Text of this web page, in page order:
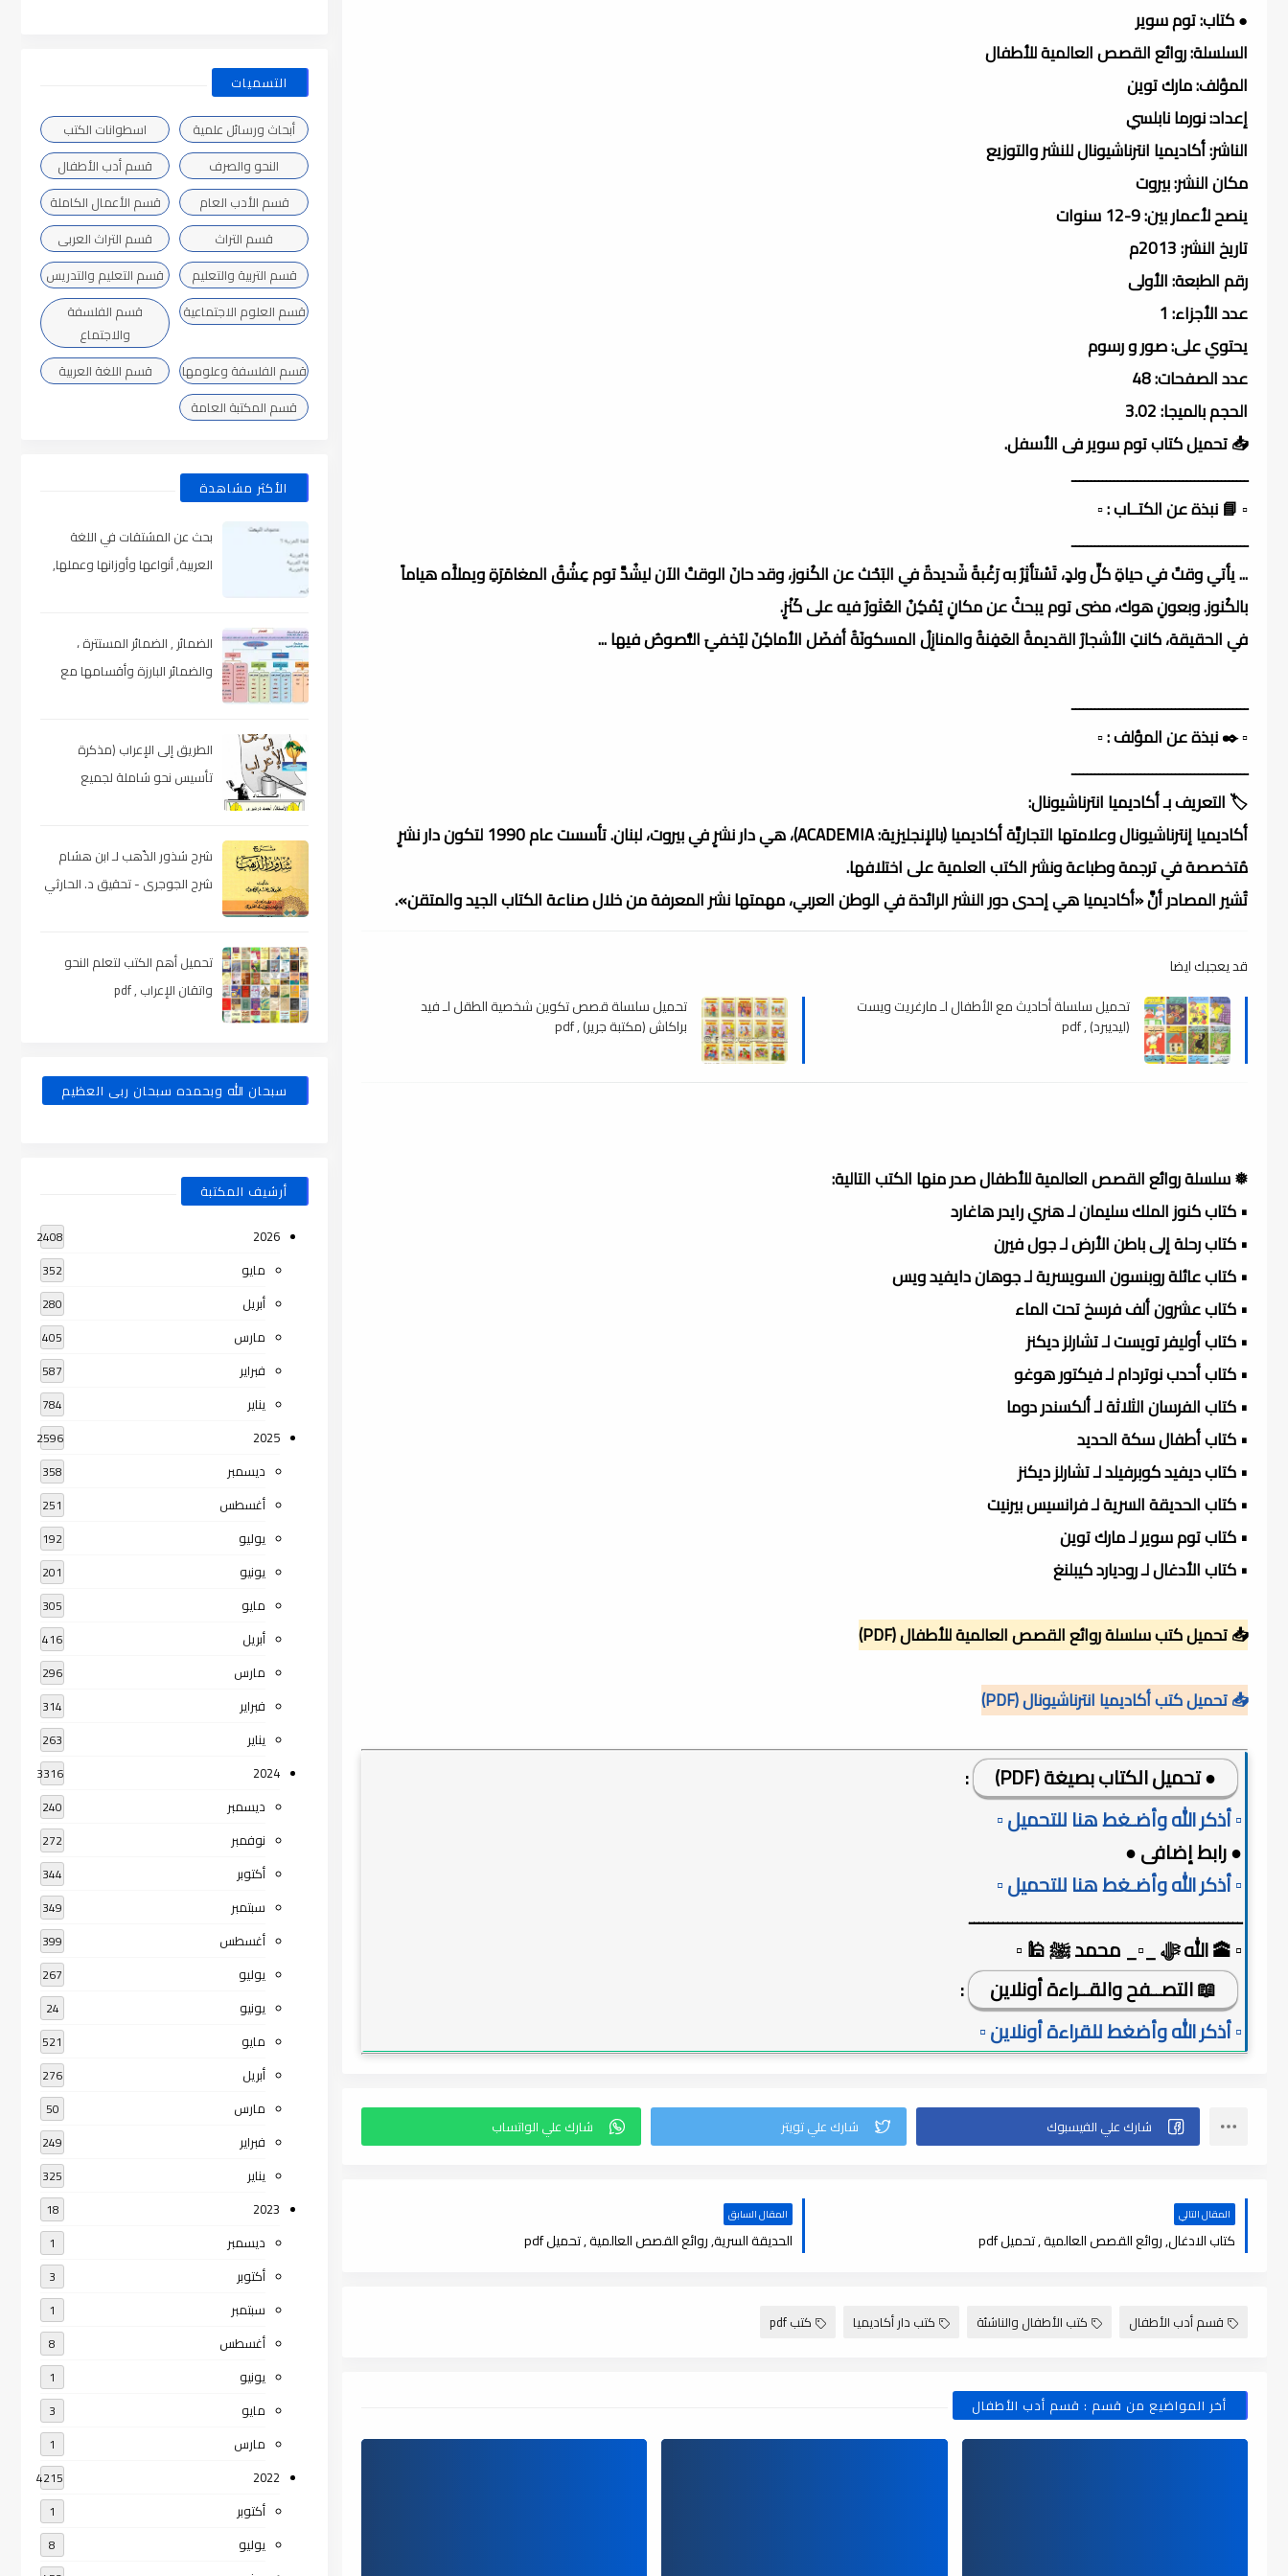
● كتاب: توم سوير
السلسلة: روائع القصص العالمية للأطفال
المؤلف: مارك توين
إعداد: نورما نابلسي
الناشر: أكاديميا انترناشيونال للنشر والتوزيع
مكان النشر: بيروت
ينصح لأعمار بين: 9-12 سنوات
تاريخ النشر: 2013م
رقم الطبعة: الأولى
عدد الأجزاء: 1
يحتوي على: صور و رسوم
عدد الصفحات: 48
الحجم بالميجا: 3.02
📥 تحميل كتاب توم سوير فى الأسفل.
ــــــــــــــــــــــــــــــــــــــــــــــ
▫️ 📘 نبذة عن الكتــاب : ▫️
ــــــــــــــــــــــــــــــــــــــــــــــ
... يأتي وقتٌ في حياةِ كلِّ ولدٍ، تَسْتأثِرُ به رَغْبةٌ شَديدةٌ في البَحْث عن الكُنوز، وقد حانَ الوقتُ الآن ليشُدَّ توم عِشْقُ المغامَرَةِ ويملأَه هياماً
بالكُنوز. وبعونِ هوك، مضى توم يبحثُ عن مكانٍ يُمْكِنُ العُثورُ فيه على كَنْزٍ.
في الحقيقة، كانتِ الأشجارُ القديمةُ العَفِنةُ والمنازِلُ المسكونَةُ أفضَل الأماكِنَ ليُخفيَ اللُّصوصُ فيها ...
ــــــــــــــــــــــــــــــــــــــــــــــ
▫️ ✒️ نبذة عن المؤلف : ▫️
ــــــــــــــــــــــــــــــــــــــــــــــ
🏷️ التعريف بـ أكاديميا انترناشيونال:
أكاديميا إنترناشيونال وعلامتها التجاريَّة أكاديميا (بالإنجليزية: ACADEMIA)‏، هي دار نشرٍ في بيروت، لبنان. تأسست عام 1990 لتكون دار نشرٍ
مُتخصصة في ترجمة وطباعة ونشر الكتب العلمية على اختلافها.
تُشير المصادر أنَّ «أكاديميا هي إحدى دور النشر الرائدة في الوطن العربي، مهمتها نشر المعرفة من خلال صناعة الكتاب الجيد والمتقن».
قد يعجبك ايضا
تحميل سلسلة أحاديث مع الأطفال لـ مارغريت ويست
(ليديبرد) , pdf
تحميل سلسلة قصص تكوين شخصية الطقل لـ فيد
براكاش (مكتبة جرير) , pdf
❅ سلسلة روائع القصص العالمية للأطفال صدر منها الكتب التالية:
• كتاب كنوز الملك سليمان لـ هنري رايدر هاغارد
• كتاب رحلة إلى باطن الأرض لـ جول فيرن
• كتاب عائلة روبنسون السويسرية لـ جوهان دايفيد ويس
• كتاب عشرون ألف فرسخ تحت الماء
• كتاب أوليفر تويست لـ تشارلز ديكنز
• كتاب أحدب نوتردام لـ فيكتور هوغو
• كتاب الفرسان الثلاثة لـ ألكسندر دوما
• كتاب أطفال سكة الحديد
• كتاب ديفيد كوبرفيلد لـ تشارلز ديكنز
• كتاب الحديقة السرية لـ فرانسيس بيرنيت
• كتاب توم سوير لـ مارك توين
• كتاب الأدغال لـ روديارد كيبلنغ
📥 تحميل كتب سلسلة روائع القصص العالمية للأطفال (PDF)
📥 تحميل كتب أكاديميا انترناشيونال (PDF)
● تحميل الكتاب بصيغة (PDF)
:
▫️ أذكر الله وأضـغط هنا للتحميل ▫️
● رابط إضافى ●
▫️ أذكر الله وأضـغط هنا للتحميل ▫️
ـــــــــــــــــــــــــــــــــــــــــــــــــــــــــ
▫️ 🕋 الله ﷻ _▫️_ محمد ﷺ 🕌 ▫️
📖 التصــفح والقــراءة أونلاين
:
▫️ أذكر الله وأضغط للقراءة أونلاين ▫️
المقال التالي
كتاب الادغال, روائع القصص العالمية , تحميل pdf
المقال السابق
الحديقة السرية, روائع القصص العالمية , تحميل pdf
قسم أدب الأطفال كتب الأطفال والناشئة كتب دار أكاديميا كتب pdf
أخر المواضيع من قسم : قسم أدب الأطفال
التسميات
أبحاث ورسائل علمية
اسطوانات الكتب
النحو والصرف
قسم أدب الأطفال
قسم الأدب العام
قسم الأعمال الكاملة
قسم التراث
قسم التراث العربى
قسم التربية والتعليم
قسم التعليم والتدريس
قسم العلوم الاجتماعية
قسم الفلسفة
والاجتماع
قسم الفلسفة وعلومها
قسم اللغة العربية
قسم المكتبة العامة
الأكثر مشاهدة
بحث عن المشتقات في اللغة
العربية, أنواعها وأوزانها وعملها,
الضمائر , الضمائر المستترة ،
والضمائر البارزة وأقسامها مع
الطريق إلى الإعراب (مذكرة
تأسيس نحو شاملة لجميع
شرح شذور الذّهب لـ ابن هشام
شرح الجوجرى - تحقيق د. الحارثي
تحميل أهم الكتب لتعلم النحو
واتقان الإعراب , pdf
سبحان الله وبحمده سبحان ربى العظيم
أرشيف المكتبة
2026
2408
مايو 352
أبريل 280
مارس 405
فبراير 587
يناير 784
2025
2596
ديسمبر 358
أغسطس 251
يوليو 192
يونيو 201
مايو 305
أبريل 416
مارس 296
فبراير 314
يناير 263
2024
3316
ديسمبر 240
نوفمبر 272
أكتوبر 344
سبتمبر 349
أغسطس 399
يوليو 267
يونيو 24
مايو 521
أبريل 276
مارس 50
فبراير 249
يناير 325
2023
18
ديسمبر 1
أكتوبر 3
سبتمبر 1
أغسطس 8
يونيو 1
مايو 3
مارس 1
2022
4215
أكتوبر 1
يوليو 8